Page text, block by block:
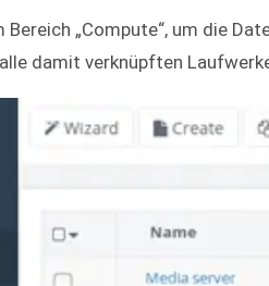
Bereich „Compute“, um die
damit verknüpften